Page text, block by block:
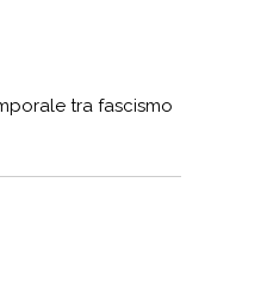
tra fascismo